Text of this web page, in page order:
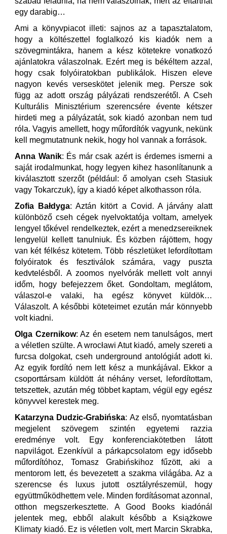
egy darabig…
Ami a könyvpiacot illeti: sajnos az a tapasztalatom,
hogy a költészettel foglalkozó kis kiadók nem a
szövegmintákra, hanem a kész kötetekre vonatkozó
ajánlatokra válaszolnak. Ezért meg is békéltem azzal,
hogy csak folyóiratokban publikálok. Hiszen eleve
nagyon kevés verseskötet jelenik meg. Persze sok
függ az adott ország pályázati rendszerétől. A Cseh
Kulturális Minisztérium szerencsére évente kétszer
hirdeti meg a pályázatát, sok kiadó azonban nem tud
róla. Vagyis amellett, hogy műfordítók vagyunk, nekünk
kell megmutatnunk nekik, hogy hol vannak a források.
Anna Wanik: És már csak azért is érdemes ismerni a
saját irodalmunkat, hogy legyen kihez hasonlítanunk a
kiválasztott szerzőt (például: ő amolyan cseh Stasiuk
vagy Tokarczuk), így a kiadó képet alkothasson róla.
Zofia Bałdyga: Aztán kitört a Covid. A járvány alatt
különböző cseh cégek nyelvoktatója voltam, amelyek
lengyel tőkével rendelkeztek, ezért a menedzsereiknek
lengyelül kellett tanulniuk. És közben rájöttem, hogy
van két félkész kötetem. Több részletüket lefordítottam
folyóiratok és fesztiválok számára, vagy puszta
kedvtelésből. A zoomos nyelvórák mellett volt annyi
időm, hogy befejezzem őket. Gondoltam, meglátom,
válaszol-e valaki, ha egész könyvet küldök…
Válaszolt. A későbbi köteteimet ezután már könnyebb
volt kiadni.
Olga Czernikow: Az én esetem nem tanulságos, mert
a véletlen szülte. A wrocławi Atut kiadó, amely szereti a
furcsa dolgokat, cseh underground antológiát adott ki.
Az egyik fordító nem lett kész a munkájával. Ekkor a
csoporttársam küldött át néhány verset, lefordítottam,
tetszettek, azután még többet kaptam, végül egy egész
könyvvel kerestek meg.
Katarzyna Dudzic-Grabińska: Az első, nyomtatásban
megjelent szövegem szintén egyetemi razzia
eredménye volt. Egy konferenciakötetben látott
napvilágot. Ezenkívül a párkapcsolatom egy idősebb
műfordítóhoz, Tomasz Grabińskihoz fűzött, aki a
mentorom lett, és bevezetett a szakma világába. Az a
szerencse és luxus jutott osztályrészemül, hogy
együttműködhettem vele. Minden fordításomat azonnal,
otthon megszerkesztette. A Good Books kiadónál
jelentek meg, ebből alakult később a Książkowe
Klimaty kiadó. Ez is véletlen volt, mert Marcin Skrabka,